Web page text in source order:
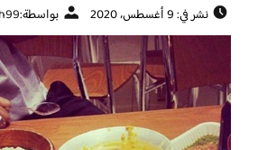
نشر في: 9 أغسطس، 2020 بواسطة: